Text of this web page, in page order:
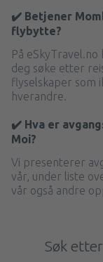
✔️ Betjener
flybytte?
På
deg søke etter
flyselskaper som
hverandre.
✔️ Hva er
Moi?
Vi presenterer
vår, under liste
vår også andre
Søk